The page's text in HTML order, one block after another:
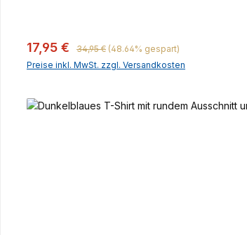
Verkaufspreis:
17,95 € Regulärer Preis:
34,95 € (48.64% gespart)
Preise inkl. MwSt. zzgl. Versandkosten